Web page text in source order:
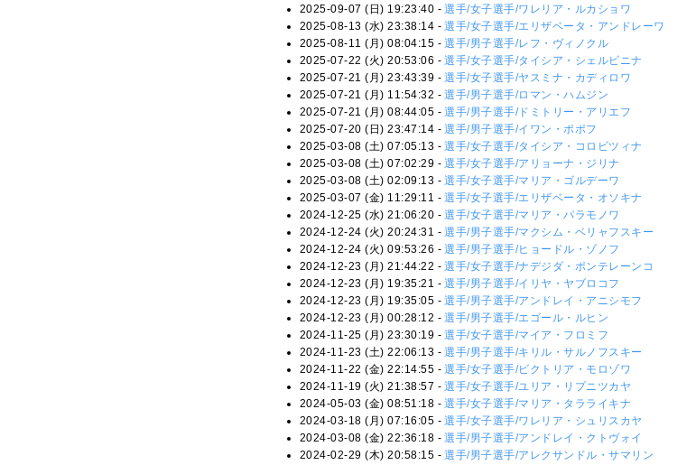
2025-09-07 (日) 19:23:40 -選手/女子選手/ワレリア・ルカショワ
2025-08-13 (水) 23:38:14 -選手/女子選手/エリザベータ・アンドレーワ
2025-08-11 (月) 08:04:15 -選手/男子選手/レフ・ヴィノクル
2025-07-22 (火) 20:53:06 -選手/女子選手/タイシア・シェルビニナ
2025-07-21 (月) 23:43:39 -選手/女子選手/ヤスミナ・カディロワ
2025-07-21 (月) 11:54:32 -選手/男子選手/ロマン・ハムジン
2025-07-21 (月) 08:44:05 -選手/男子選手/ドミトリー・アリエフ
2025-07-20 (日) 23:47:14 -選手/男子選手/イワン・ポポフ
2025-03-08 (土) 07:05:13 -選手/女子選手/タイシア・コロビツィナ
2025-03-08 (土) 07:02:29 -選手/女子選手/アリョーナ・ジリナ
2025-03-08 (土) 02:09:13 -選手/女子選手/マリア・ゴルデーワ
2025-03-07 (金) 11:29:11 -選手/女子選手/エリザベータ・オソキナ
2024-12-25 (水) 21:06:20 -選手/女子選手/マリア・パラモノワ
2024-12-24 (火) 20:24:31 -選手/男子選手/マクシム・ベリャフスキー
2024-12-24 (火) 09:53:26 -選手/男子選手/ヒョードル・ゾノフ
2024-12-23 (月) 21:44:22 -選手/女子選手/ナデジダ・ポンテレーンコ
2024-12-23 (月) 19:35:21 -選手/男子選手/イリヤ・ヤブロコフ
2024-12-23 (月) 19:35:05 -選手/男子選手/アンドレイ・アニシモフ
2024-12-23 (月) 00:28:12 -選手/男子選手/エゴール・ルヒン
2024-11-25 (月) 23:30:19 -選手/女子選手/マイア・フロミフ
2024-11-23 (土) 22:06:13 -選手/男子選手/キリル・サルノフスキー
2024-11-22 (金) 22:14:55 -選手/女子選手/ビクトリア・モロゾワ
2024-11-19 (火) 21:38:57 -選手/女子選手/ユリア・リプニツカヤ
2024-05-03 (金) 08:51:18 -選手/女子選手/マリア・タラライキナ
2024-03-18 (月) 07:16:05 -選手/女子選手/ワレリア・シュリスカヤ
2024-03-08 (金) 22:36:18 -選手/男子選手/アンドレイ・クトヴォイ
2024-02-29 (木) 20:58:15 -選手/男子選手/アレクサンドル・サマリン